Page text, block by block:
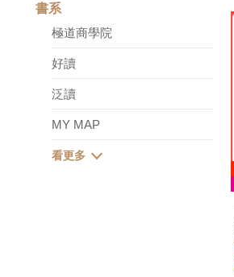
書系
極道商學院
好讀
泛讀
MY MAP